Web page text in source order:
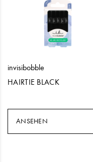
invisibobble
HAIRTIE BLACK
ANSEHEN